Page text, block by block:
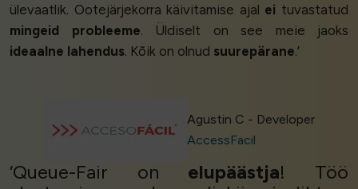
ülevaatlik. Ootejärjekorra käivitamise ajal ei tuvastatud
mingeid probleeme. Üldiselt on see meie jaoks
ideaalne lahendus. Kõik on olnud suurepärane.’
Agustin C - Developer
AccessFacil
‘Queue-Fair on elupäästja! Töö